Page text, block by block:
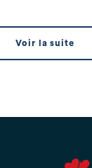
Voir la suite